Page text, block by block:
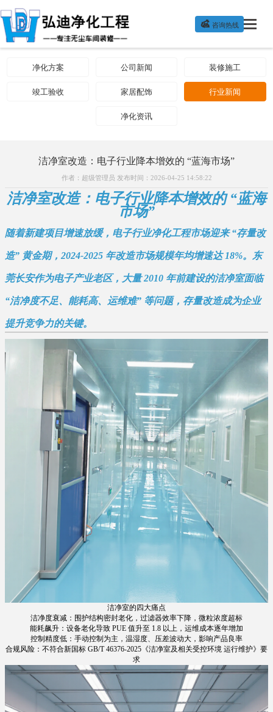
 咨询热线
净化方案 公司新闻 装修施工
竣工验收 家居配饰 行业新闻
净化资讯
洁净室改造：电子行业降本增效的 “蓝海市场”
作者：超级管理员 发布时间：2026-04-25 14:58:22
洁净室改造：电子行业降本增效的 “蓝海
市场”
随着新建项目增速放缓，电子行业净化工程市场迎来 “存量改
造” 黄金期，2024-2025 年改造市场规模年均增速达 18%。东
莞长安作为电子产业老区，大量 2010 年前建设的洁净室面临
“洁净度不足、能耗高、运维难” 等问题，存量改造成为企业
提升竞争力的关键。
洁净室的四大痛点
洁净度衰减：围护结构密封老化，过滤器效率下降，微粒浓度超标
能耗飙升：设备老化导致 PUE 值升至 1.8 以上，运维成本逐年增加
控制精度低：手动控制为主，温湿度、压差波动大，影响产品良率
合规风险：不符合新国标 GB/T 46376-2025《洁净室及相关受控环境 运行维护》要
求